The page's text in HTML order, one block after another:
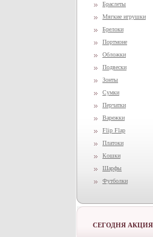
Браслеты
Мягкие игрушки
Брелоки
Портмоне
Обложки
Подвески
Зонты
Сумки
Перчатки
Варежки
Flip Flap
Платоки
Кошки
Шарфы
Футболки
СЕГОДНЯ